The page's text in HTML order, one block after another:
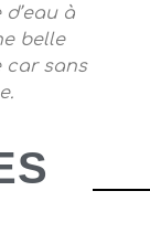
à
belle
car sans